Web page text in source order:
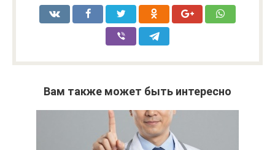
Вам также может быть интересно